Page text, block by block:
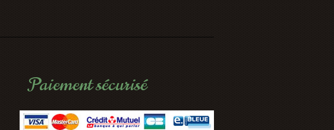
Paiement sécurisé